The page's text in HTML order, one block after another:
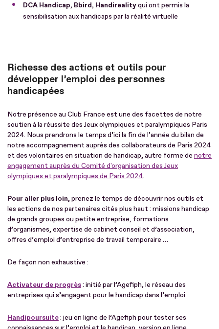
DCA Handicap, Bbird, Handirealityqui ont permis la
sensibilisation aux handicaps par la réalité virtuelle
Richesse des actions et outils pour
développer l’emploi des personnes
handicapées
Notre présence au Club France est une des facettes de notre
soutien à la réussite des Jeux olympiques et paralympiques Paris
2024. Nous prendrons le temps d’ici la fin de l’année du bilan de
notre accompagnement auprès des collaborateurs de Paris 2024
et des volontaires en situation de handicap, autre forme de notre
engagement auprès du Comité d'organisation des Jeux
olympiques et paralympiques de Paris 2024.
Pour aller plus loin, prenez le temps de découvrir nos outils et
les actions de nos partenaires cités plus haut : missions handicap
de grands groupes ou petite entreprise, formations
d’organismes, expertise de cabinet conseil et d’association,
offres d’emploi d’entreprise de travail temporaire …
De façon non exhaustive :
Activateur de progrès: initié par l’Agefiph, le réseau des
entreprises qui s’engagent pour le handicap dans l’emploi
Handipoursuite: jeu en ligne de l’Agefiph pour tester ses